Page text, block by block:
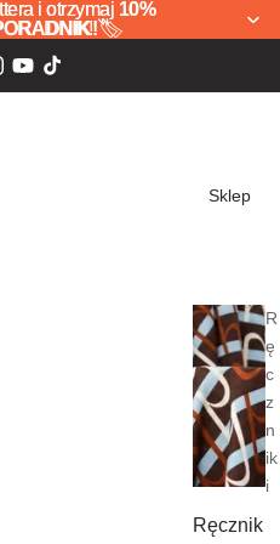
i otrzymaj 10%
🏷️
i otrzymaj 10%
🏷️
Sklep
R
ę
c
z
n
ik
i
Ręcznik